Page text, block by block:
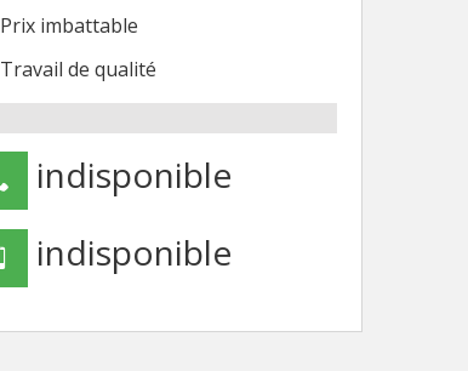
Prix imbattable
Travail de qualité
indisponible
indisponible